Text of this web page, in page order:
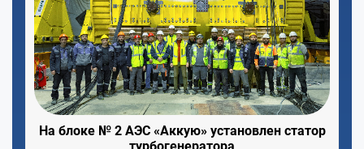
На блоке № 2 АЭС «Аккую» установлен статор